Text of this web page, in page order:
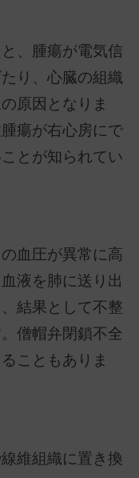
、腫瘍が電気信
り、心臓の組織
原因となりま
瘍が右心房にで
とが知られてい
血圧が異常に高
液を肺に送り出
結果として不整
僧帽弁閉鎖不全
こともありま
維組織に置き換